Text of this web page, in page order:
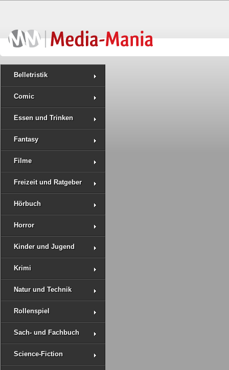
Belletristik
Comic
Essen und Trinken
Fantasy
Filme
Freizeit und Ratgeber
Hörbuch
Horror
Kinder und Jugend
Krimi
Natur und Technik
Rollenspiel
Sach- und Fachbuch
Science-Fiction